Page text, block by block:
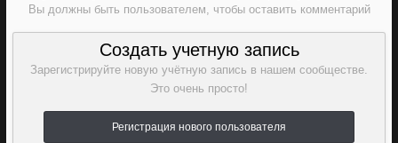
Вы должны быть пользователем, чтобы оставить комментарий
Создать учетную запись
Зарегистрируйте новую учётную запись в нашем сообществе.
Это очень просто!
Регистрация нового пользователя